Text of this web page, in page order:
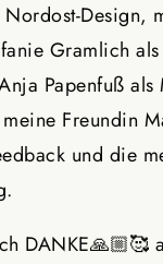
Design,
Gramlich
Papenfuß
Freundin
und die
DANKE🙏🏼🥰